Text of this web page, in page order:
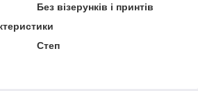
Без візерунків і принтів
Степ